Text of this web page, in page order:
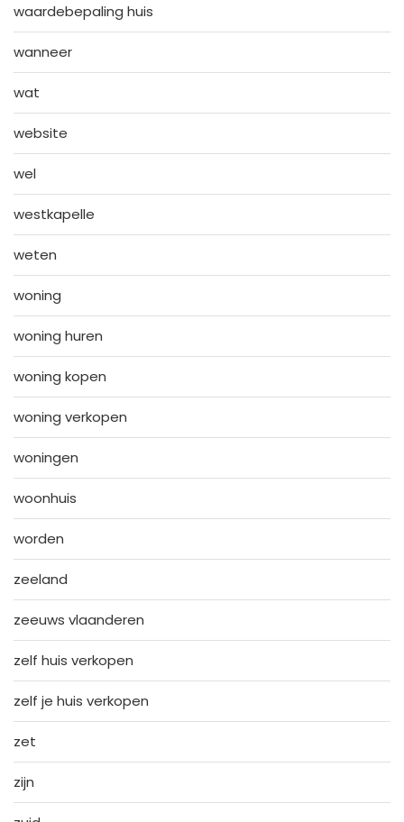
waardebepaling huis
wanneer
wat
website
wel
westkapelle
weten
woning
woning huren
woning kopen
woning verkopen
woningen
woonhuis
worden
zeeland
zeeuws vlaanderen
zelf huis verkopen
zelf je huis verkopen
zet
zijn